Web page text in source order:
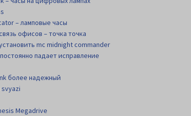
– ламповые часы
офисов – точка точка
mc midnight commander
постоянно падает исправление
более надежный
Megadrive